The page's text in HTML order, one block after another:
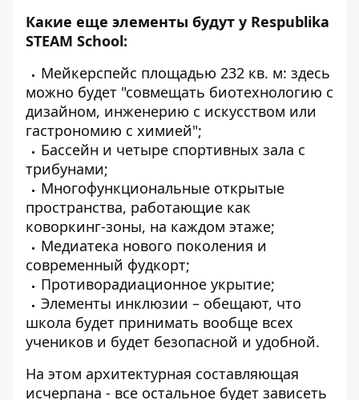
Какие еще элементы будут у Respublika
STEAM School:
Мейкерспейс площадью 232 кв. м: здесь
можно будет "совмещать биотехнологию с
дизайном, инженерию с искусством или
гастрономию с химией";
Бассейн и четыре спортивных зала с
трибунами;
Многофункциональные открытые
пространства, работающие как
коворкинг-зоны, на каждом этаже;
Медиатека нового поколения и
современный фудкорт;
Противорадиационное укрытие;
Элементы инклюзии – обещают, что
школа будет принимать вообще всех
учеников и будет безопасной и удобной.
На этом архитектурная составляющая
исчерпана - все остальное будет зависеть